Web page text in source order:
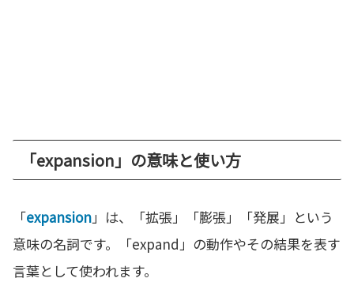
「expansion」の意味と使い方
「expansion」は、「拡張」「膨張」「発展」という
意味の名詞です。「expand」の動作やその結果を表す
言葉として使われます。